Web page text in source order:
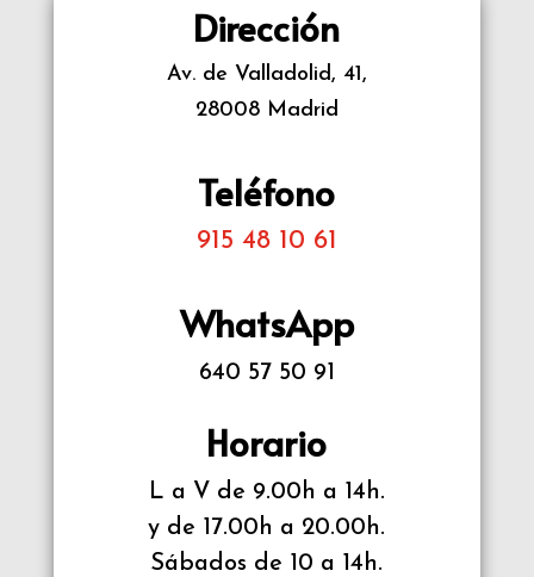
Dirección
Av. de Valladolid, 41,
28008 Madrid
Teléfono
915 48 10 61
WhatsApp
640 57 50 91
Horario
L a V de 9.00h a 14h.
y de 17.00h a 20.00h.
Sábados de 10 a 14h.